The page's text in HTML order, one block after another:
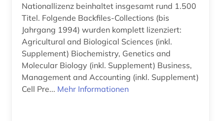
computerwissenschaft (1)
containerschiff (1)
corona (3)
corporate social responsibility (1)
cytologie (1)
Nationallizenz beinhaltet insgesamt rund 1.500
Titel. Folgende Backfiles-Collections (bis
Jahrgang 1994) wurden komplett lizenziert:
Agricultural and Biological Sciences (inkl.
Supplement) Biochemistry, Genetics and
Molecular Biology (inkl. Supplement) Business,
Management and Accounting (inkl. Supplement)
Cell Pre... Mehr Informationen